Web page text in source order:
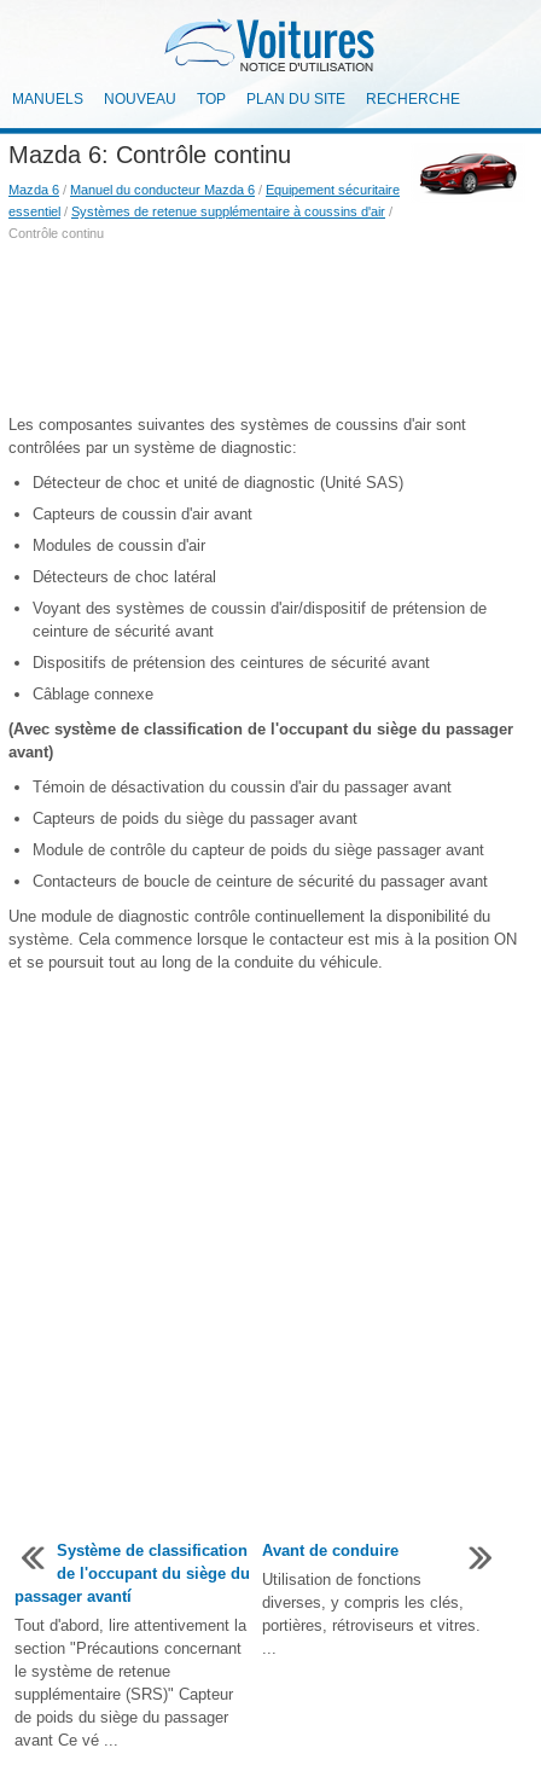
MANUELS NOUVEAU TOP PLAN DU SITE RECHERCHE
Mazda 6: Contrôle continu
Mazda 6 / Manuel du conducteur Mazda 6 / Equipement sécuritaire
essentiel / Systèmes de retenue supplémentaire à coussins d'air /
Contrôle continu
Les composantes suivantes des systèmes de coussins d'air sont
contrôlées par un système de diagnostic:
Détecteur de choc et unité de diagnostic (Unité SAS)
Capteurs de coussin d'air avant
Modules de coussin d'air
Détecteurs de choc latéral
Voyant des systèmes de coussin d'air/dispositif de prétension de
ceinture de sécurité avant
Dispositifs de prétension des ceintures de sécurité avant
Câblage connexe
(Avec système de classification de l'occupant du siège du passager
avant)
Témoin de désactivation du coussin d'air du passager avant
Capteurs de poids du siège du passager avant
Module de contrôle du capteur de poids du siège passager avant
Contacteurs de boucle de ceinture de sécurité du passager avant
Une module de diagnostic contrôle continuellement la disponibilité du
système. Cela commence lorsque le contacteur est mis à la position ON
et se poursuit tout au long de la conduite du véhicule.
Système de classification
de l'occupant du siège du
passager avantí
Tout d'abord, lire attentivement la
section "Précautions concernant
le système de retenue
supplémentaire (SRS)" Capteur
de poids du siège du passager
avant Ce vé ...
Avant de conduire
Utilisation de fonctions
diverses, y compris les clés,
portières, rétroviseurs et vitres.
...